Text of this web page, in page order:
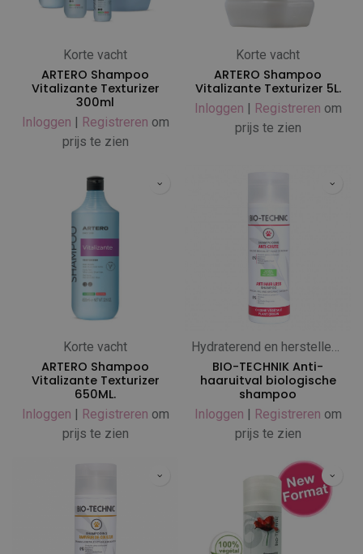
Korte vacht
ARTERO Shampoo
Vitalizante Texturizer
300ml
Inloggen | Registreren om
prijs te zien
Korte vacht
ARTERO Shampoo
Vitalizante Texturizer 5L.
Inloggen | Registreren om
prijs te zien
Korte vacht
ARTERO Shampoo
Vitalizante Texturizer
650ML.
Inloggen | Registreren om
prijs te zien
Hydraterend en herstellend
BIO-TECHNIK Anti-
haaruitval biologische
shampoo
Inloggen | Registreren om
prijs te zien